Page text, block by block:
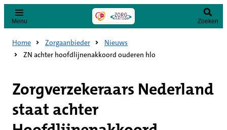
Menu Zoeken
Home Zorgaanbieder
Nieuws
ZN achter hoofdlijnenakkoord ouderen hlo
Zorgverzekeraars Nederland
staat achter